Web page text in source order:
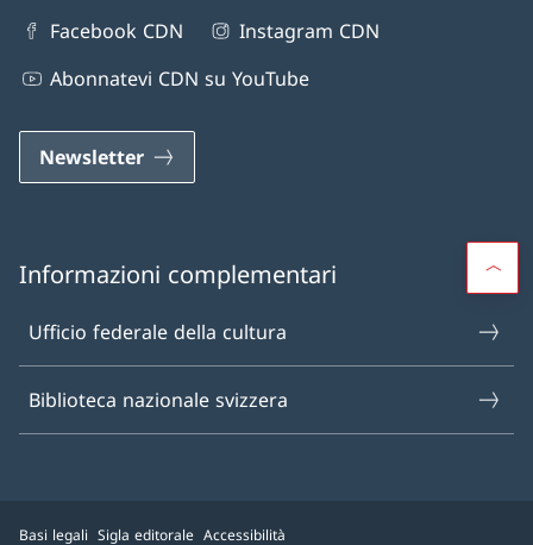
Facebook CDN
Instagram CDN
Abonnatevi CDN su YouTube
Newsletter
Informazioni complementari
Ufficio federale della cultura
Biblioteca nazionale svizzera
Basi legali Sigla editorale Accessibilità